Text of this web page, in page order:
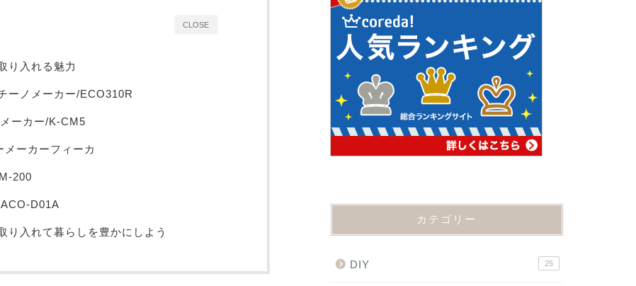
CLOSE
り入れる魅力
ーノメーカー/ECO310R
ーカー/K-CM5
ーカーフィーカ
200
D01A
り入れて暮らしを豊かにしよう
カテゴリー
DIY 25